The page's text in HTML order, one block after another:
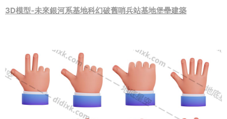
3D模型-未來銀河系基地科幻破舊哨兵站基地堡壘建築